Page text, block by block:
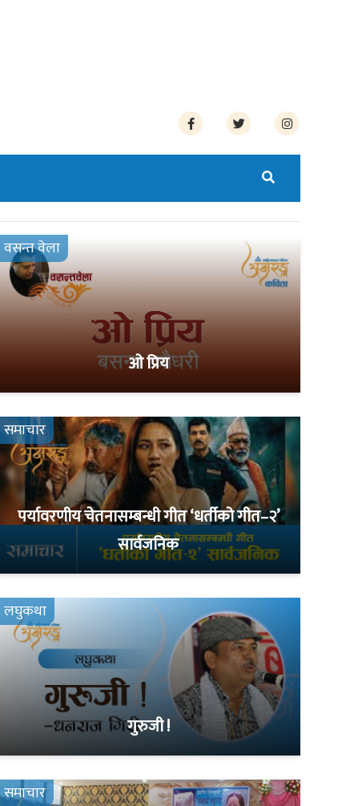
वसन्त वेला
ओ प्रिय
समाचार
पर्यावरणीय चेतनासम्बन्धी गीत ‘धर्तीको गीत–२’
सार्वजनिक
लघुकथा
गुरुजी !
समाचार